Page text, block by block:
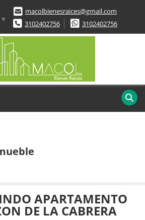
▼
macolbienesraices@gmail.com
3102402756
3102402756
APARTAMENTO
DE LA CABRERA